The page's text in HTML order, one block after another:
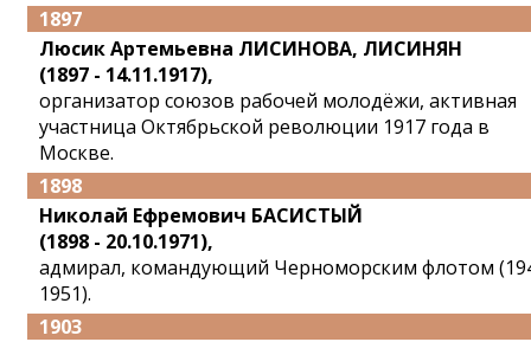
1897
Люсик Артемьевна ЛИСИНОВА, ЛИСИНЯН
(1897 - 14.11.1917),
организатор союзов рабочей молодёжи, активная
участница Октябрьской революции 1917 года в
Москве.
1898
Николай Ефремович БАСИСТЫЙ
(1898 - 20.10.1971),
адмирал, командующий Черноморским флотом
1951).
1903